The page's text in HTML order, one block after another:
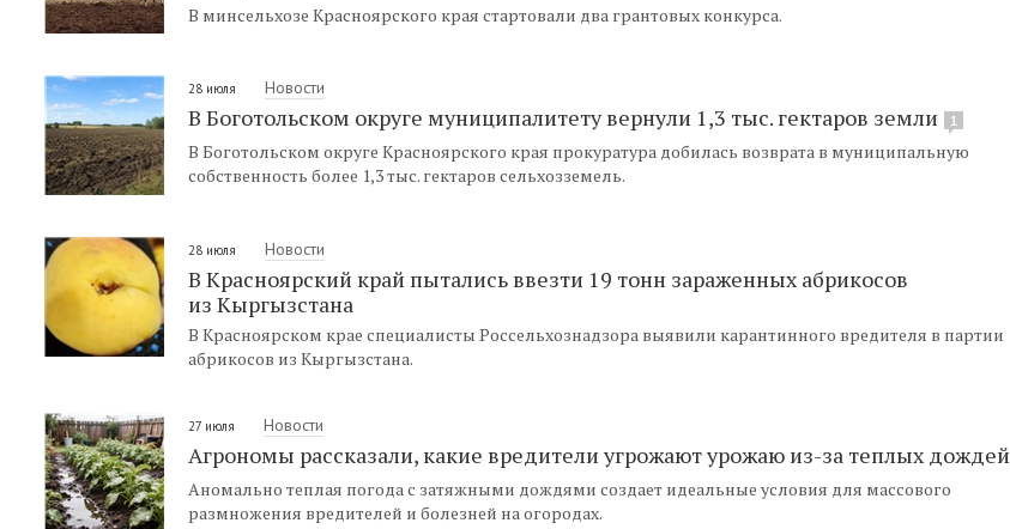
В минсельхозе Красноярского края стартовали два грантовых конкурса.
28 июля Новости
В Боготольском округе муниципалитету вернули 1,3 тыс. гектаров земли 1
В Боготольском округе Красноярского края прокуратура добилась возврата в муниципальную
собственность более 1,3 тыс. гектаров сельхозземель.
28 июля Новости
В Красноярский край пытались ввезти 19 тонн зараженных абрикосов
из Кыргызстана
В Красноярском крае специалисты Россельхознадзора выявили карантинного вредителя в партии
абрикосов из Кыргызстана.
27 июля Новости
Агрономы рассказали, какие вредители угрожают урожаю из-за теплых дождей
Аномально теплая погода с затяжными дождями создает идеальные условия для массового
размножения вредителей и болезней на огородах.